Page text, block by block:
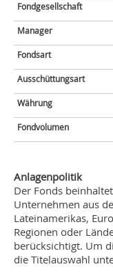
Fondgesellschaft
Manager
Fondsart
Ausschüttungsart
Währung
Fondvolumen
Anlagenpolitik
Der Fonds
Unternehmen aus
Lateinamerikas,
Regionen oder
berücksichtigt. Um
die Titelauswahl